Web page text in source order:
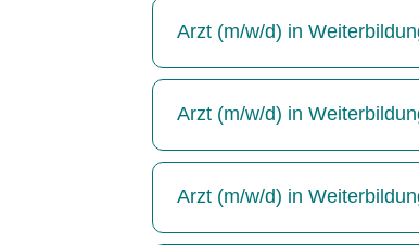
Arzt (m/w/d) in
Arzt (m/w/d) in
Arzt (m/w/d) in